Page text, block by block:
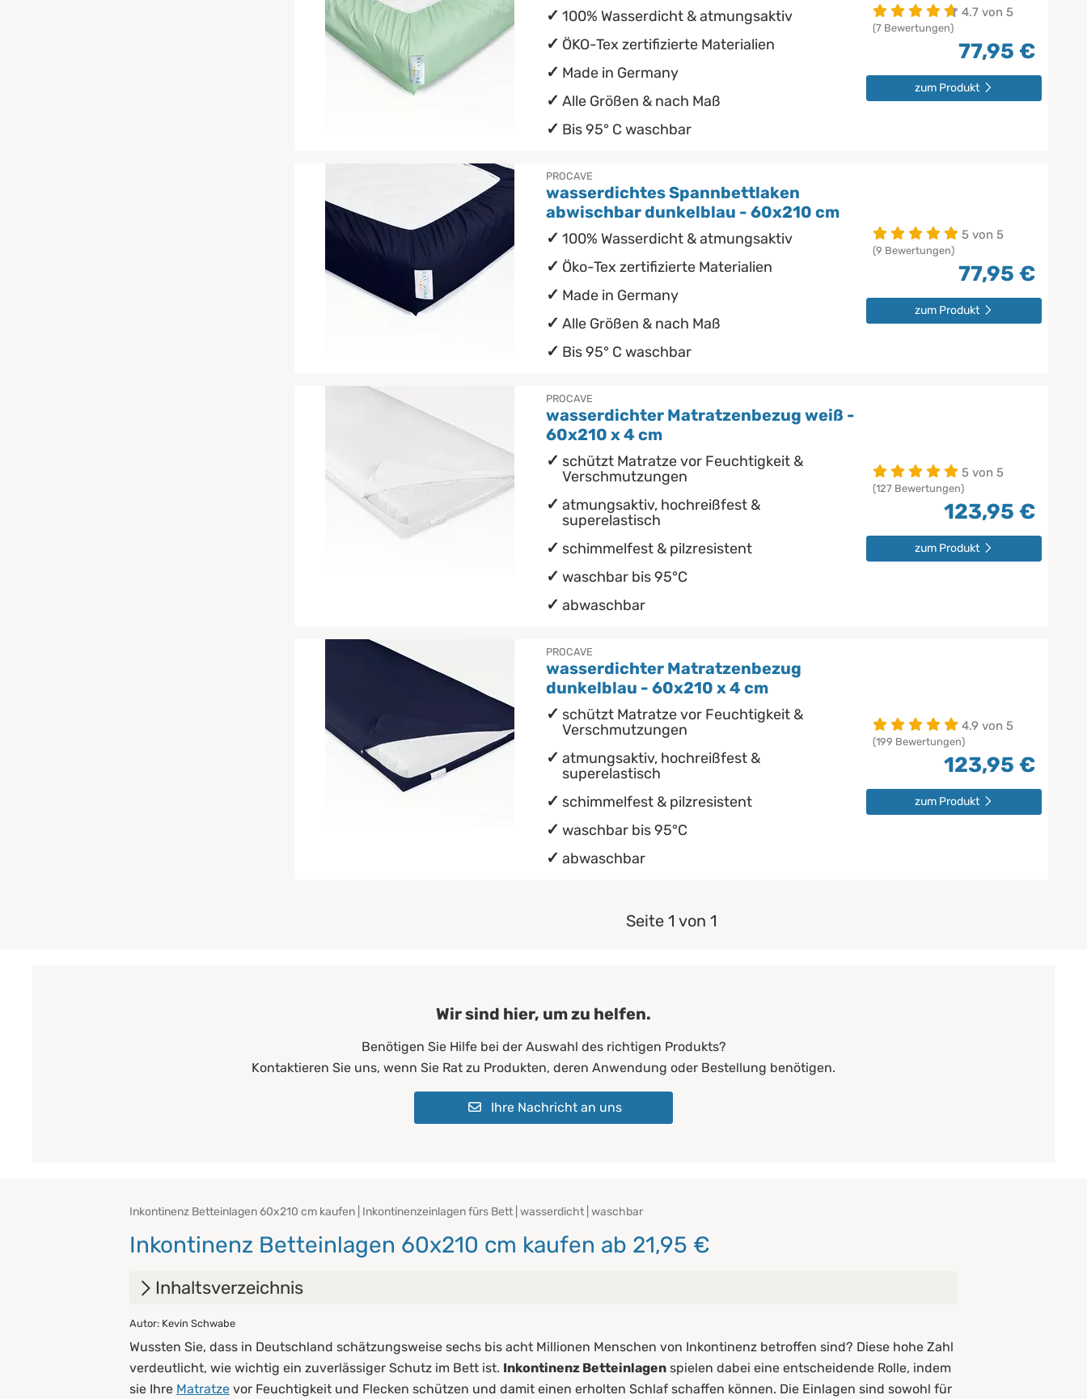
100% Wasserdicht & atmungsaktiv
ÖKO-Tex zertifizierte Materialien
Made in Germany
Alle Größen & nach Maß
Bis 95° C waschbar
4.7 von 5
(7 Bewertungen)
77,95 €
zum Produkt
PROCAVE
wasserdichtes Spannbettlaken
abwischbar dunkelblau - 60x210 cm
100% Wasserdicht & atmungsaktiv
Öko-Tex zertifizierte Materialien
Made in Germany
Alle Größen & nach Maß
Bis 95° C waschbar
5 von 5
(9 Bewertungen)
77,95 €
zum Produkt
PROCAVE
wasserdichter Matratzenbezug weiß -
60x210 x 4 cm
schützt Matratze vor Feuchtigkeit &
Verschmutzungen
atmungsaktiv, hochreißfest &
superelastisch
schimmelfest & pilzresistent
waschbar bis 95°C
abwaschbar
5 von 5
(127 Bewertungen)
123,95 €
zum Produkt
PROCAVE
wasserdichter Matratzenbezug
dunkelblau - 60x210 x 4 cm
schützt Matratze vor Feuchtigkeit &
Verschmutzungen
atmungsaktiv, hochreißfest &
superelastisch
schimmelfest & pilzresistent
waschbar bis 95°C
abwaschbar
4.9 von 5
(199 Bewertungen)
123,95 €
zum Produkt
Seite 1 von 1
Wir sind hier, um zu helfen.
Benötigen Sie Hilfe bei der Auswahl des richtigen Produkts?
Kontaktieren Sie uns, wenn Sie Rat zu Produkten, deren Anwendung oder Bestellung benötigen.
Ihre Nachricht an uns
Inkontinenz Betteinlagen 60x210 cm kaufen | Inkontinenzeinlagen fürs Bett | wasserdicht | waschbar
Inkontinenz Betteinlagen 60x210 cm kaufen ab 21,95 €
Inhaltsverzeichnis
1. Vorteile von Inkontinenz Betteinlagen
2. Tipps für die Pflege
Autor: Kevin Schwabe
Wussten Sie, dass in Deutschland schätzungsweise sechs bis acht Millionen Menschen von Inkontinenz betroffen sind? Diese hohe Zahl
verdeutlicht, wie wichtig ein zuverlässiger Schutz im Bett ist. Inkontinenz Betteinlagen spielen dabei eine entscheidende Rolle, indem
sie Ihre Matratze vor Feuchtigkeit und Flecken schützen und damit einen erholten Schlaf schaffen können. Die Einlagen sind sowohl für